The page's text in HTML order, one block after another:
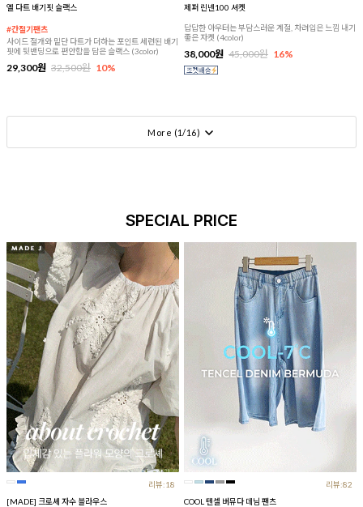
엘 다트 배기핏 슬랙스
#간절기팬츠
사이드 절개와 밑단 다트가 더하는 포인트 세련된 배기
핏에 뒷밴딩으로 편안함을 담은 슬랙스 (3color)
29,300원 32,500원 10%
제퍼 린넨100 셔켓
답답한 아우터는 부담스러운 계절, 차려입은 느낌 내기
좋은 자켓 (4color)
38,000원 45,000원 16%
More (1/16)
SPECIAL PRICE
리뷰:18
[MADE] 크로셰 자수 블라우스
리뷰:82
COOL 텐셀 버뮤다 데님 팬츠